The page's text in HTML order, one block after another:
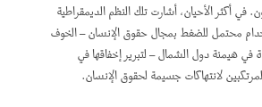
في أكثر الأحيان، أشارت تلك النظم الديمقراطية
محتمل للضغط بمجال حقوق الإنسان – الخوف
هيمنة دول الشمال – لتبرير إخفاقها في
لانتهاكات جسيمة لحقوق الإنسان.